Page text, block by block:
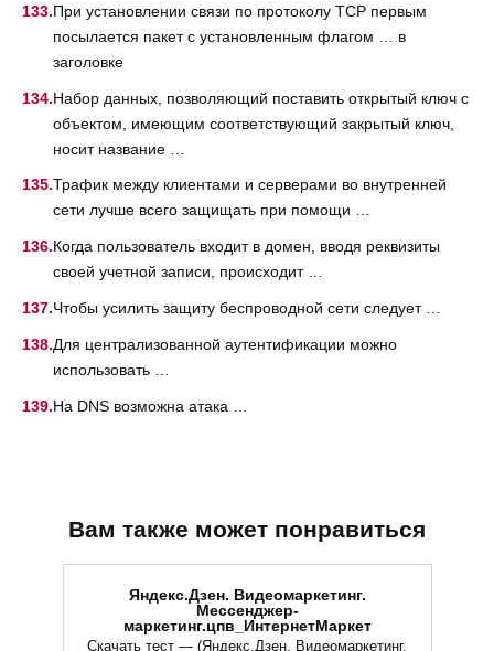
При установлении связи по протоколу ТСР первым
посылается пакет с установленным флагом … в
заголовке
Набор данных, позволяющий поставить открытый ключ с
объектом, имеющим соответствующий закрытый ключ,
носит название …
Трафик между клиентами и серверами во внутренней
сети лучше всего защищать при помощи …
Когда пользователь входит в домен, вводя реквизиты
своей учетной записи, происходит …
Чтобы усилить защиту беспроводной сети следует …
Для централизованной аутентификации можно
использовать …
На DNS возможна атака …
Вам также может понравиться
Яндекс.Дзен. Видеомаркетинг.
Мессенджер-
маркетинг.цпв_ИнтернетМаркет
Скачать тест — (Яндекс.Дзен. Видеомаркетинг.